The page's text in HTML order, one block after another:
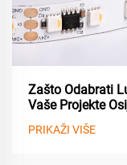
Zašto Odabrati
Vaše Projekte
PRIKAŽI VIŠE